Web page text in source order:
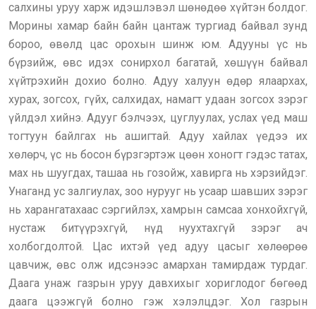
салхины уруу харж идэшлэвэл шөнөдөө хүйтэн болдог.
Морины хамар байн байн цантаж тургиад байвал зунд
бороо, өвөлд цас орохын шинж юм. Адууны үс нь
бүрзийж, өвс идэх сонирхол багатай, хөшүүн байвал
хүйтрэхийн дохио болно. Адуу халуун өдөр ялаархах,
хурах, зогсох, гүйх, салхидах, намагт удаан зогсох зэрэг
үйлдэл хийнэ. Адууг бэлчээх, цуглуулах, услах үед маш
тогтуун байлгах нь ашигтай. Адуу хайлах үедээ их
хөлөрч, үс нь босон бүрзгэртэж цөөн хоногт гэдэс татах,
мах нь шуугдах, ташаа нь гозойж, хавирга нь хэрзийдэг.
Унаганд ус залгиулах, зоо нурууг нь усаар шавших зэрэг
нь харангатахаас сэргийлэх, хамрын самсаа хонхойхгүй,
нустаж битүүрэхгүй, нүд нуухтахгүй зэрэг ач
холбогдолтой. Цас ихтэй үед адуу цасыг хөлөөрөө
цавчиж, өвс олж идсэнээс амархан тамирдаж турдаг.
Даага унаж газрын уруу давхихыг хориглодог бөгөөд
даага цээжгүй болно гэж хэлэлцдэг. Хол газрын